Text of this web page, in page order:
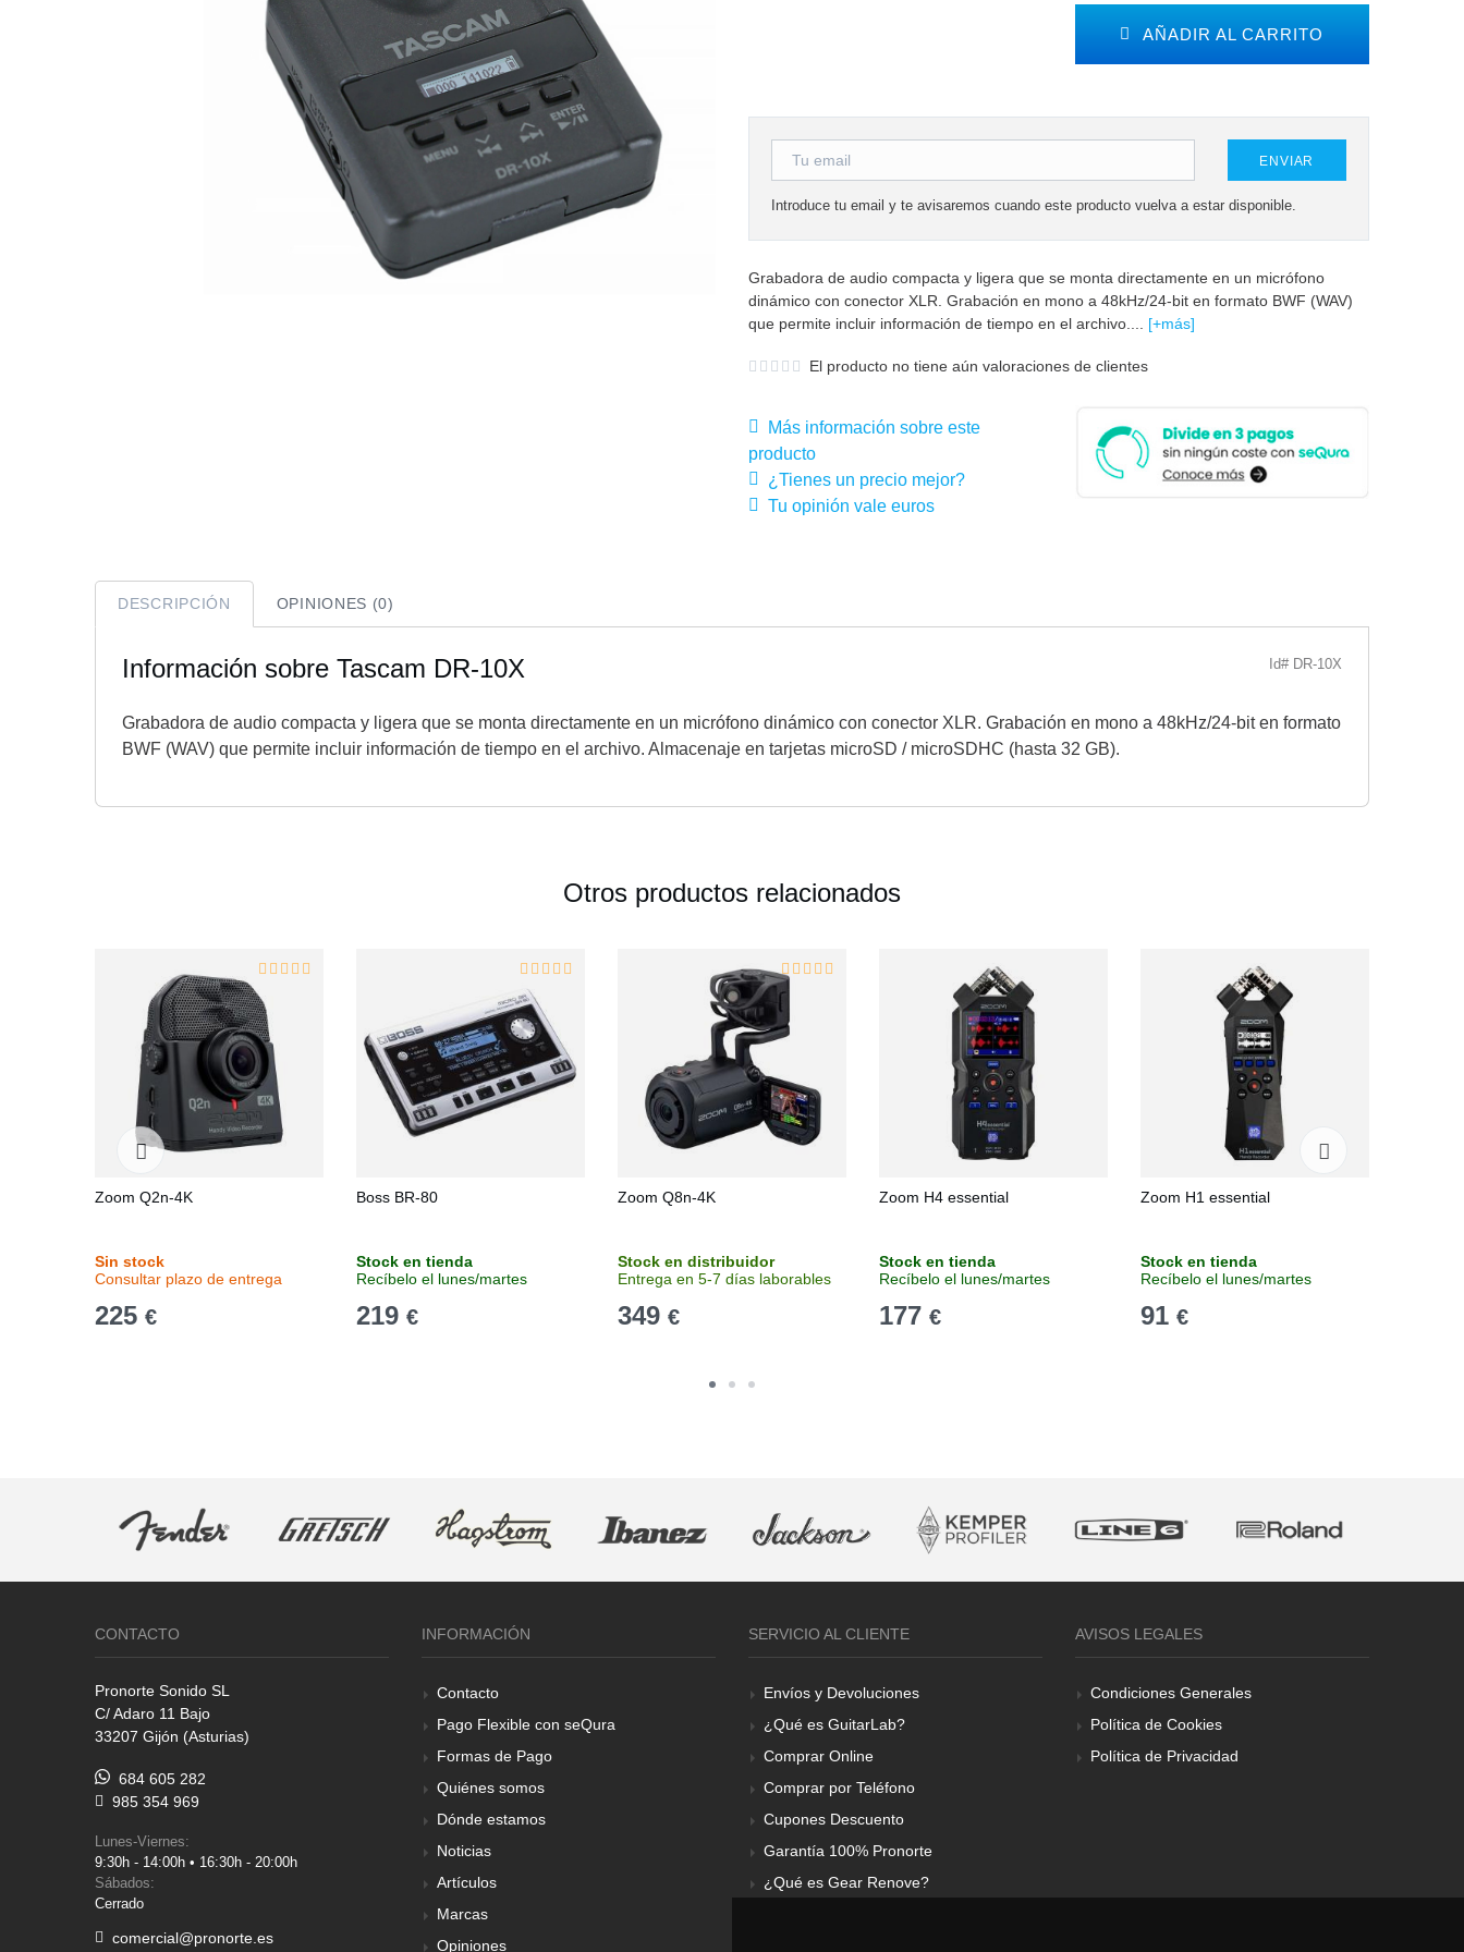
AÑADIR AL CARRITO
ENVIAR
Introduce tu email y te avisaremos cuando este producto vuelva a estar disponible.
Grabadora de audio compacta y ligera que se monta directamente en un micrófono
dinámico con conector XLR. Grabación en mono a 48kHz/24-bit en formato BWF (WAV)
que permite incluir información de tiempo en el archivo.... [+más]
El producto no tiene aún valoraciones de clientes
Más información sobre este
producto
¿Tienes un precio mejor?
Tu opinión vale euros
DESCRIPCIÓN OPINIONES (0)
Información sobre Tascam DR-10X Id# DR-10X
Grabadora de audio compacta y ligera que se monta directamente en un micrófono dinámico con conector XLR. Grabación en mono a 48kHz/24-bit en formato
BWF (WAV) que permite incluir información de tiempo en el archivo. Almacenaje en tarjetas microSD / microSDHC (hasta 32 GB).
Otros productos relacionados
Zoom Q2n-4K
Sin stock
Consultar plazo de entrega
225 €
Boss BR-80
Stock en tienda
Recíbelo el lunes/martes
219 €
Zoom Q8n-4K
Stock en distribuidor
Entrega en 5-7 días laborables
349 €
Zoom H4 essential
Stock en tienda
Recíbelo el lunes/martes
177 €
Zoom H1 essential
Stock en tienda
Recíbelo el lunes/martes
91 €
CONTACTO
Pronorte Sonido SL
C/ Adaro 11 Bajo
33207 Gijón (Asturias)
684 605 282
985 354 969
Lunes-Viernes:
9:30h - 14:00h • 16:30h - 20:00h
Sábados:
Cerrado
comercial@pronorte.es
INFORMACIÓN
Contacto
Pago Flexible con seQura
Formas de Pago
Quiénes somos
Dónde estamos
Noticias
Artículos
Marcas
Opiniones
SERVICIO AL CLIENTE
Envíos y Devoluciones
¿Qué es GuitarLab?
Comprar Online
Comprar por Teléfono
Cupones Descuento
Garantía 100% Pronorte
¿Qué es Gear Renove?
AVISOS LEGALES
Condiciones Generales
Política de Cookies
Política de Privacidad